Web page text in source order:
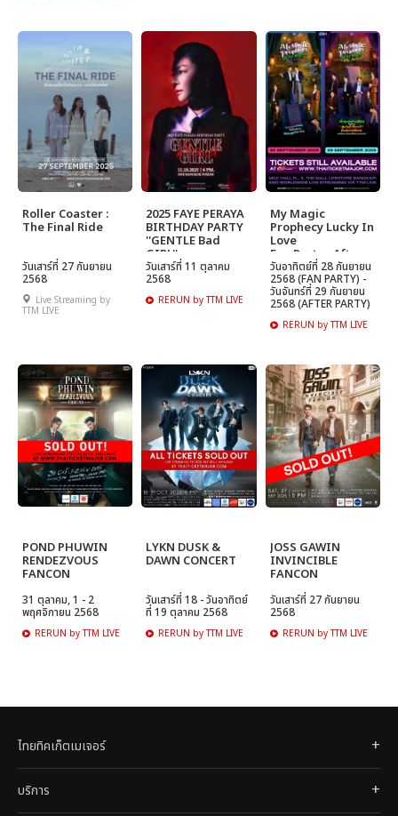
Roller Coaster :
The Final Ride
วันเสาร์ที่ 27 กันยายน
2568
Live Streaming by
TTM LIVE
2025 FAYE PERAYA
BIRTHDAY PARTY
''GENTLE Bad
GIRL''
วันเสาร์ที่ 11 ตุลาคม
2568
RERUN by TTM LIVE
My Magic
Prophecy Lucky In
Love
Fan Party - After
Party
วันอาทิตย์ที่ 28 กันยายน
2568 (FAN PARTY) -
วันจันทร์ที่ 29 กันยายน
2568 (AFTER PARTY)
RERUN by TTM LIVE
POND PHUWIN
RENDEZVOUS
FANCON
31 ตุลาคม, 1 - 2
พฤศจิกายน 2568
RERUN by TTM LIVE
LYKN DUSK &
DAWN CONCERT
วันเสาร์ที่ 18 - วันอาทิตย์
ที่ 19 ตุลาคม 2568
RERUN by TTM LIVE
JOSS GAWIN
INVINCIBLE
FANCON
วันเสาร์ที่ 27 กันยายน
2568
RERUN by TTM LIVE
ไทยทิคเก็ตเมเจอร์
บริการ